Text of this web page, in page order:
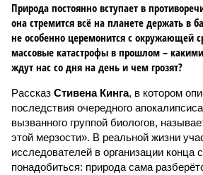
Природа постоянно вступает в
она стремится всё на планете держать в
не особенно церемонится с окружающей
массовые катастрофы в прошлом –
ждут нас со дня на день и чем грозят?
Рассказ Стивена Кинга, в котором
последствия очередного
вызванного группой биологов,
этой мерзости». В реальной жизни
исследователей в организации конца
понадобиться: природа сама